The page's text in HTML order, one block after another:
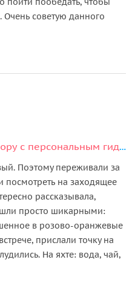
советую данного
Прогулка на яхте по Босфору с персональным гидом
Поэтому переживали за
посмотреть на заходящее
рассказывала,
просто шикарными:
в розово-оранжевые
прислали точку на
На яхте: вода, чай,